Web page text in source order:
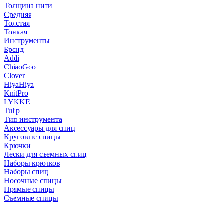
Толщина нити
Средняя
Толстая
Тонкая
Инструменты
Бренд
Addi
ChiaoGoo
Clover
HiyaHiya
KnitPro
LYKKE
Tulip
Тип инструмента
Аксессуары для спиц
Круговые спицы
Крючки
Лески для съемных спиц
Наборы крючков
Наборы спиц
Носочные спицы
Прямые спицы
Съемные спицы